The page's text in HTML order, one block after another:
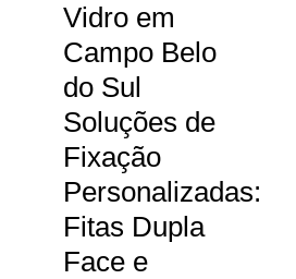
Vidro em
Campo Belo
do Sul
Soluções de
Fixação
Personalizadas:
Fitas Dupla
Face e